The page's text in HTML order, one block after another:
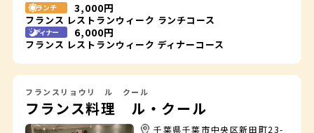
ランチ
フランス レストランウィーク ランチコース
3,000円
ディナー
フランス レストランウィーク ディナーコース
6,000円
フランス料理 ル・クール
フランスリョウリ ル クール
千葉県千葉市中央区新田町23-